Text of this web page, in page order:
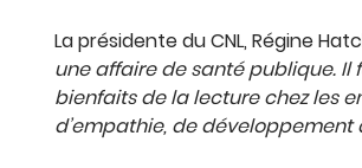
La présidente du CNL, Régine
une affaire de santé publique.
bienfaits de la lecture chez les
d’empathie, de